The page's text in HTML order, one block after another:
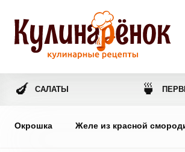
🍆 САЛАТЫ 🍵
Окрошка Желе из красной